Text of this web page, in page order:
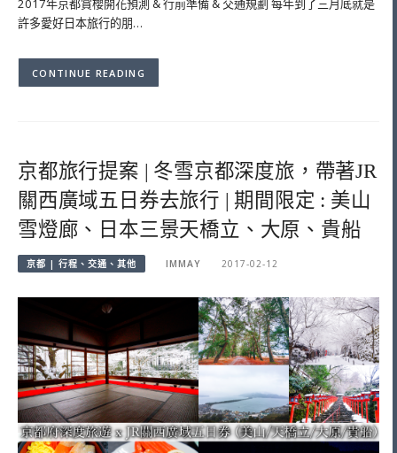
2017年京都賞櫻開花預測 & 行前準備 & 交通規劃 每年到了三月底就是
許多愛好日本旅行的朋…
CONTINUE READING
京都旅行提案 | 冬雪京都深度旅，帶著JR
關西廣域五日券去旅行 | 期間限定 : 美山
雪燈廊、日本三景天橋立、大原、貴船
京都 | 行程、交通、其他 IMMAY 2017-02-12